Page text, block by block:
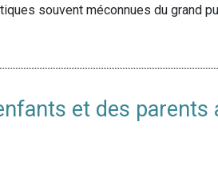
souvent méconnues du grand
et des